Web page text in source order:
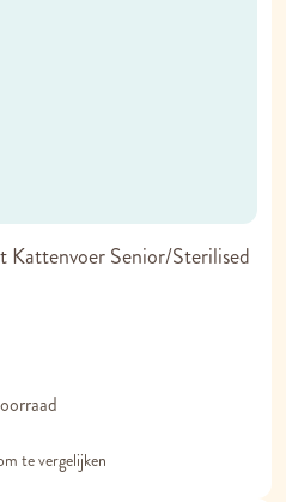
Kattenvoer Senior/Sterilised
te vergelijken